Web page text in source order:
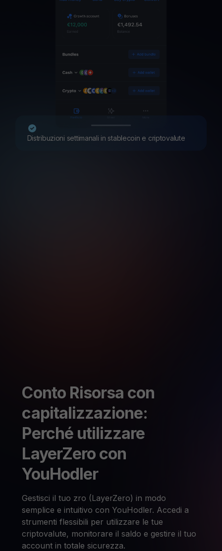
Distribuzioni settimanali in stablecoin e criptovalute
Conto Risorsa con
capitalizzazione:
Perché utilizzare
LayerZero con
YouHodler
Gestisci il tuo zro (LayerZero) in modo
semplice e intuitivo con YouHodler. Accedi a
strumenti flessibili per utilizzare le tue
criptovalute, monitorare il saldo e gestire il tuo
account in totale sicurezza.